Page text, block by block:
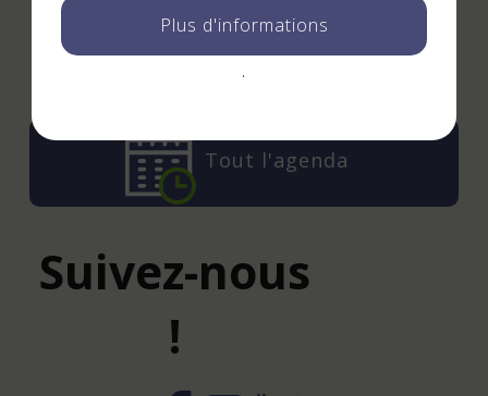
Mis à jour le 05 décembre 2025
Tout l'agenda
Suivez-nous
!
Plus d'informations
.